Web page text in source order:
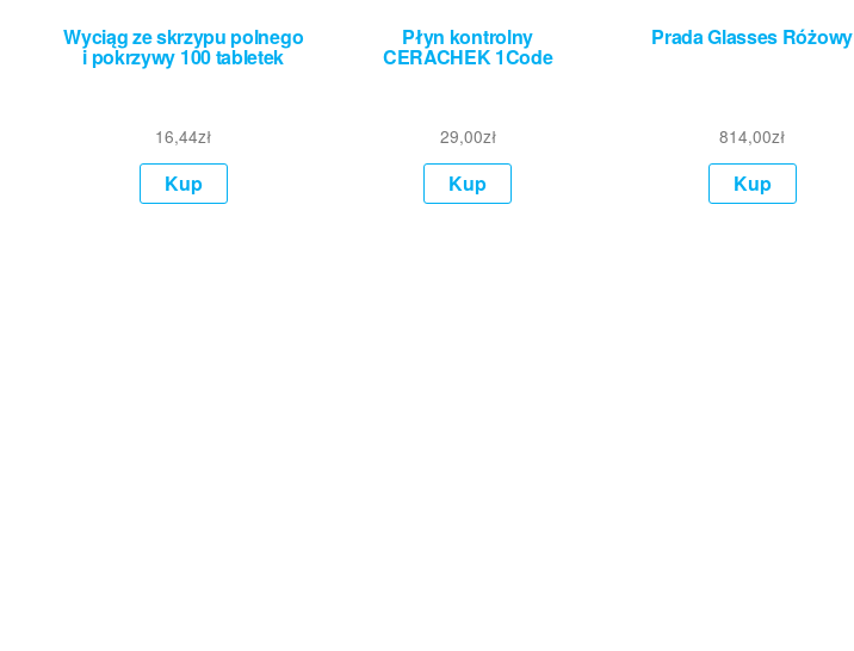
Wyciąg ze skrzypu polnego
i pokrzywy 100 tabletek
16,44zł
Kup
Płyn kontrolny
CERACHEK 1Code
29,00zł
Kup
Prada Glasses Różowy
814,00zł
Kup